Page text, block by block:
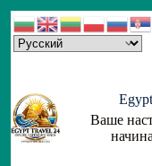
Skip
to
content
Ваше